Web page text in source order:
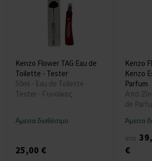
Kenzo Flower TAG Eau de
Toilette - Tester
50ml - Eau de Toilette -
Tester - Γυναίκες
Άμεσα διαθέσιμο
25,00 €
Kenzo
Kenzo
Parfum
Από
de
Άμεσα
από
€